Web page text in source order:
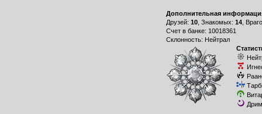
Дополнительная
Друзей: 10, Знакомых: 14,
Счет в банке: 10018361
Склонность: Нейтрал